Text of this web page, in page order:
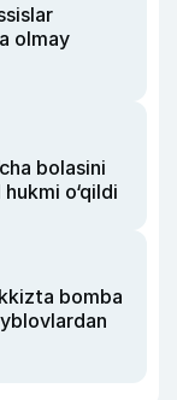
olmay
bolasini
o‘qildi
bomba